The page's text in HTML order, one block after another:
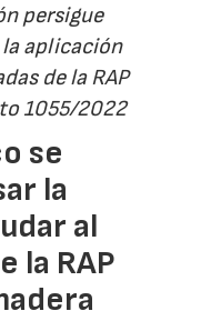
persigue
la aplicación
de la RAP
1055/2022
se
la
al
la RAP